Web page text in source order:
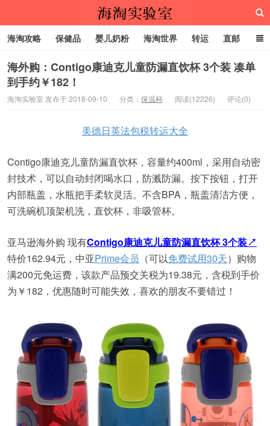
海淘实验室
海淘攻略 保健品 婴儿奶粉 海淘世界 转运 直邮
代购服务
海外购：Contigo康迪克儿童防漏直饮杯 3个装 凑单
到手约￥182！
海淘实验室 发布于 2018-09-10 分类： 保温杯 阅读(12226) 评论(0)
美德日英法包税转运大全
Contigo康迪克儿童防漏直饮杯，容量约400ml，采用自动密
封技术，可以自动封闭喝水口，防溅防漏。按下按钮，打开
内部瓶盖，水瓶把手柔软灵活。不含BPA，瓶盖清洁方便，
可洗碗机顶架机洗，直饮杯，非吸管杯。
亚马逊海外购 现有Contigo康迪克儿童防漏直饮杯 3个装↗
特价162.94元，中亚Prime会员 （可以免费试用30天）购物
满200元免运费，该款产品预交关税为19.38元，含税到手价
为￥182，优惠随时可能失效，喜欢的朋友不要错过！